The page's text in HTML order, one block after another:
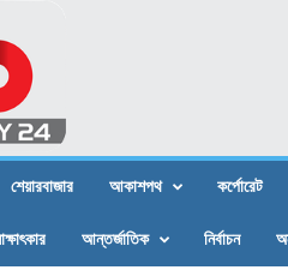
শেয়ারবাজার আকাশপথ কর্পোরেট
আন্তর্জাতিক নির্বাচন